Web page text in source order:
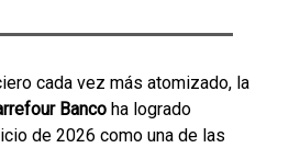
cada vez más atomizado, la
Banco ha logrado
de 2026 como una de las